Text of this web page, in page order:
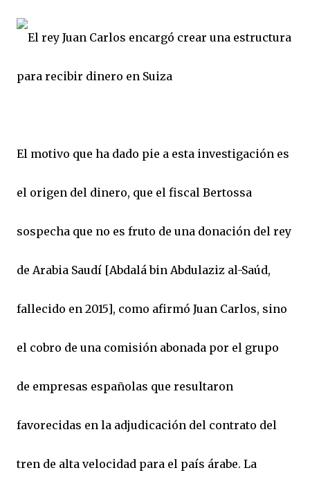
El motivo que ha dado pie a esta investigación es
el origen del dinero, que el fiscal Bertossa
sospecha que no es fruto de una donación del rey
de Arabia Saudí [Abdalá bin Abdulaziz al-Saúd,
fallecido en 2015], como afirmó Juan Carlos, sino
el cobro de una comisión abonada por el grupo
de empresas españolas que resultaron
favorecidas en la adjudicación del contrato del
tren de alta velocidad para el país árabe. La